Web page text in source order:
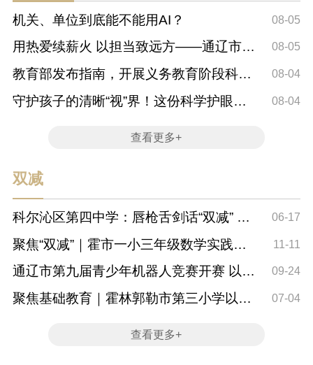
机关、单位到底能不能用AI？ 08-05
用热爱续薪火 以担当致远方——通辽市第
三中学在第...
08-05
教育部发布指南，开展义务教育阶段科学
教育“做中...
08-04
守护孩子的清晰“视”界！这份科学护眼提
08-04
查看更多+
双减
科尔沁区第四中学：唇枪舌剑话“双减” 妙
语论成长
06-17
聚焦“双减”｜霍市一小三年级数学实践课
活动——...
11-11
通辽市第九届青少年机器人竞赛开赛 以赛
促学落实“...
09-24
聚焦基础教育｜霍林郭勒市第三小学以春
07-04
查看更多+